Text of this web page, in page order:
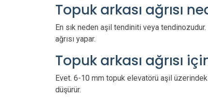
Topuk arkası ağrısı
En sık neden aşil tendiniti veya
ağrısı yapar.
Topuk arkası ağrısı
Evet. 6-10 mm topuk elevatörü aşil
düşürür.